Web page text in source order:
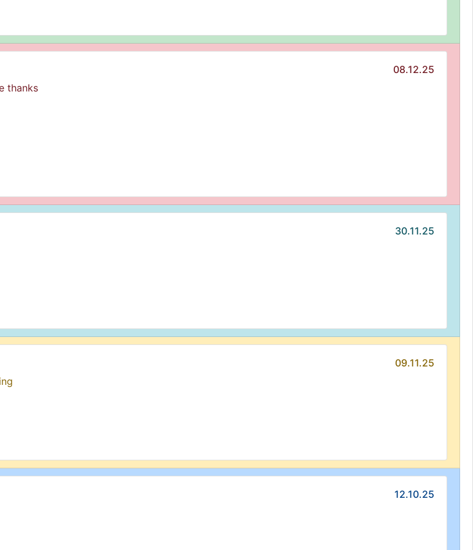
08.12.25
thanks
30.11.25
09.11.25
12.10.25